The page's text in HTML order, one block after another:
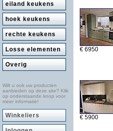
eiland keukens
hoek keukens
rechte keukens
Losse elementen
Overig
Wilt u ook uw producten
aanbieden op deze site? Klik
op onderstaande knop voor
meer informatie!
Winkeliers
€ 6950
€ 5900